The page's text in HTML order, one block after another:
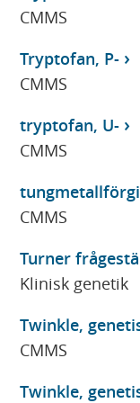
CMMS
Tryptofan, P-
CMMS
tryptofan, U-
CMMS
CMMS
Turner
Klinisk genetik
Twinkle,
CMMS
Twinkle,